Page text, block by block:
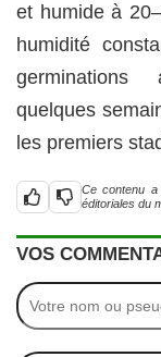
et humide à
humidité
germinations
quelques
les premiers
Ce contenu a
éditoriales du
VOS